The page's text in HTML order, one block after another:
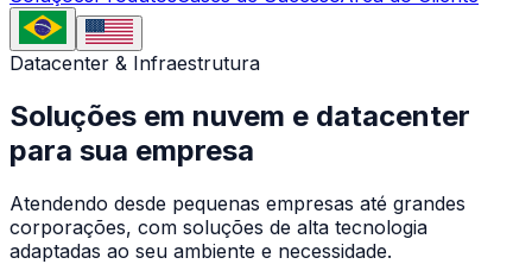
Datacenter & Infraestrutura
Soluções em nuvem e datacenter
para sua empresa
Atendendo desde pequenas empresas até grandes
corporações, com soluções de alta tecnologia
adaptadas ao seu ambiente e necessidade.